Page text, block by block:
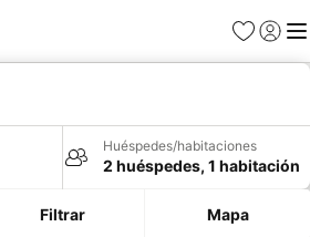
Favoritos
Iniciar
Huéspedes/habitaciones
2 huéspedes, 1 habitación
Filtrar Mapa